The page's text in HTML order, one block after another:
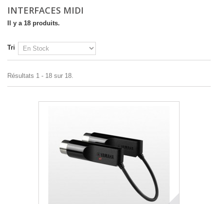
INTERFACES MIDI
Il y a 18 produits.
Tri
Résultats 1 - 18 sur 18.